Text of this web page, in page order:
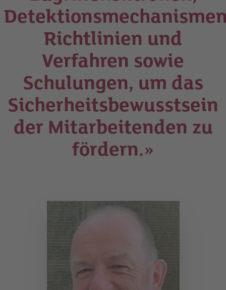
Richtlinien und
Verfahren sowie
Schulungen, um das
Sicherheitsbewusstsein
der Mitarbeitenden zu
fördern.»